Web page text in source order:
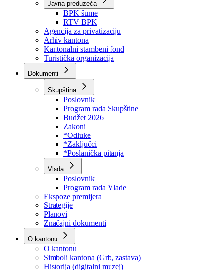
Direkcija za ceste
Direkcija za šumarstvo
Javna preduzeća
BPK šume
RTV BPK
Agencija za privatizaciju
Arhiv kantona
Kantonalni stambeni fond
Turistička organizacija
Dokumenti
Skupština
Poslovnik
Program rada Skupštine
Budžet 2026
Zakoni
*Odluke
*Zaključci
*Poslanička pitanja
Vlada
Poslovnik
Program rada Vlade
Ekspoze premijera
Strategije
Planovi
Značajni dokumenti
O kantonu